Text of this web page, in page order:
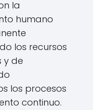
la
humano
los recursos
y de
los procesos
continuo.